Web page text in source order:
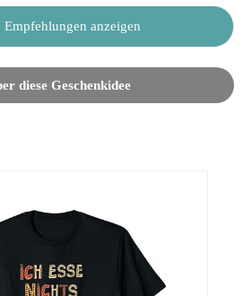
Empfehlungen anzeigen
diese Geschenkidee